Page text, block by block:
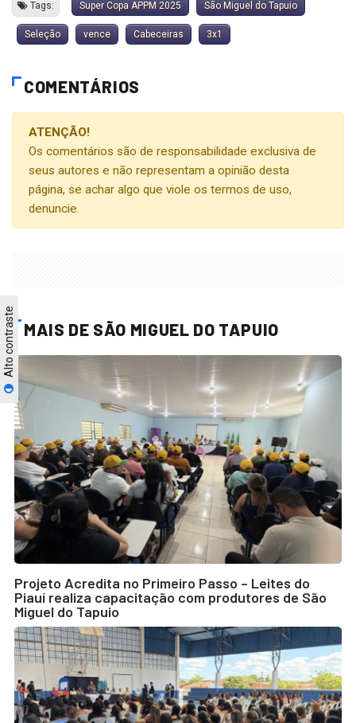
Alto contraste
Tags: Super Copa APPM 2025 São Miguel do Tapuio
Seleção vence Cabeceiras 3x1
COMENTÁRIOS
ATENÇÃO!
Os comentários são de responsabilidade exclusiva de
seus autores e não representam a opinião desta
página, se achar algo que viole os termos de uso,
denuncie.
MAIS DE SÃO MIGUEL DO TAPUIO
Projeto Acredita no Primeiro Passo – Leites do
Piauí realiza capacitação com produtores de São
Miguel do Tapuio